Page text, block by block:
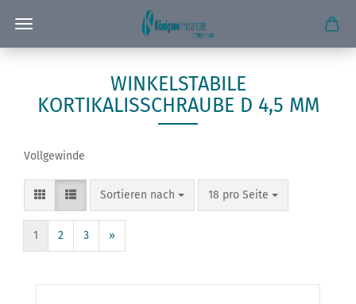
WINKELSTABILE
KORTIKALISSCHRAUBE D 4,5 MM
Vollgewinde
Sortieren nach
Sortieren nach 18 pro Seite
pro Seite
1 2 3 »